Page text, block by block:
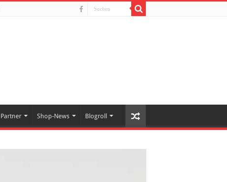
Partner Shop-News Blogroll